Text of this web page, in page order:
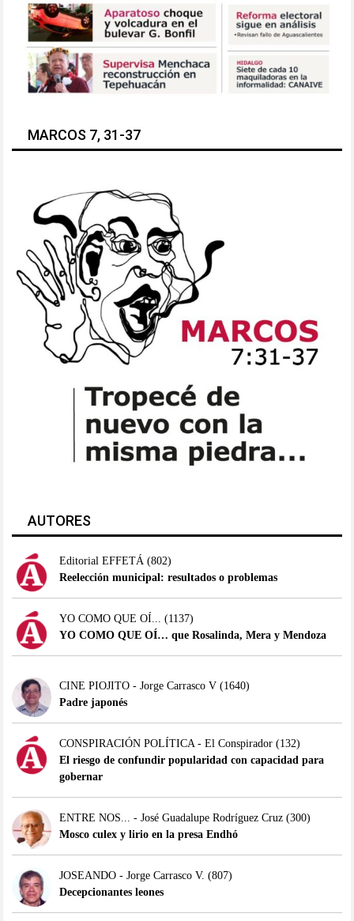
MARCOS 7, 31-37
AUTORES
Editorial EFFETÁ(802)
Reelección municipal: resultados o problemas
YO COMO QUE OÍ... (1137)
YO COMO QUE OÍ… que Rosalinda, Mera y Mendoza
CINE PIOJITO - Jorge Carrasco V(1640)
Padre japonés
CONSPIRACIÓN POLÍTICA - El Conspirador(132)
El riesgo de confundir popularidad con capacidad para
gobernar
ENTRE NOS... - José Guadalupe Rodríguez Cruz(300)
Mosco culex y lirio en la presa Endhó
JOSEANDO - Jorge Carrasco V. (807)
Decepcionantes leones